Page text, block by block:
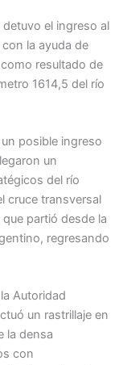
el ingreso al
la ayuda de
resultado de
1614,5 del río
posible ingreso
un
del río
cruce transversal
partió desde la
regresando
Autoridad
un rastrillaje en
la densa
con